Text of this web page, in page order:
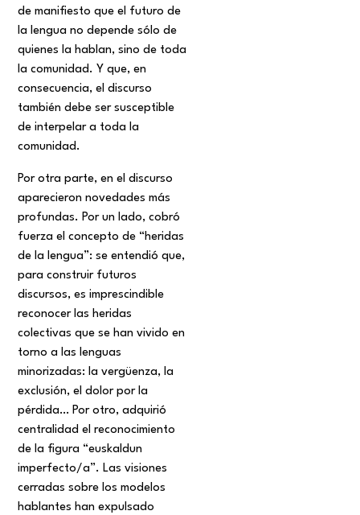
de manifiesto que el futuro de
la lengua no depende sólo de
quienes la hablan, sino de toda
la comunidad. Y que, en
consecuencia, el discurso
también debe ser susceptible
de interpelar a toda la
comunidad.
Por otra parte, en el discurso
aparecieron novedades más
profundas. Por un lado, cobró
fuerza el concepto de “heridas
de la lengua”: se entendió que,
para construir futuros
discursos, es imprescindible
reconocer las heridas
colectivas que se han vivido en
torno a las lenguas
minorizadas: la vergüenza, la
exclusión, el dolor por la
pérdida… Por otro, adquirió
centralidad el reconocimiento
de la figura “euskaldun
imperfecto/a”. Las visiones
cerradas sobre los modelos
hablantes han expulsado